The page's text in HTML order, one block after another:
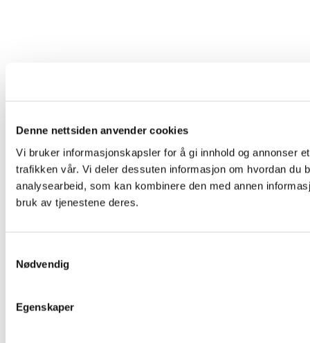
Denne nettsiden anvender cookies
Vi bruker informasjonskapsler for å gi innhold og annonser
trafikken vår. Vi deler dessuten informasjon om hvordan du
analysearbeid, som kan kombinere den med annen
bruk av tjenestene deres.
Nødvendig
Egenskaper